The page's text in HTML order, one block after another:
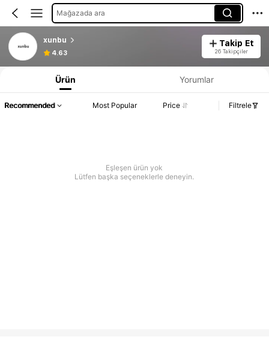
Mağazada ara
xunbu
4.63
Takip Et
26 Takipçiler
Ürün Yorumlar
Recommended Most Popular Price Filtrele
Eşleşen ürün yok
Lütfen başka seçeneklerle deneyin.